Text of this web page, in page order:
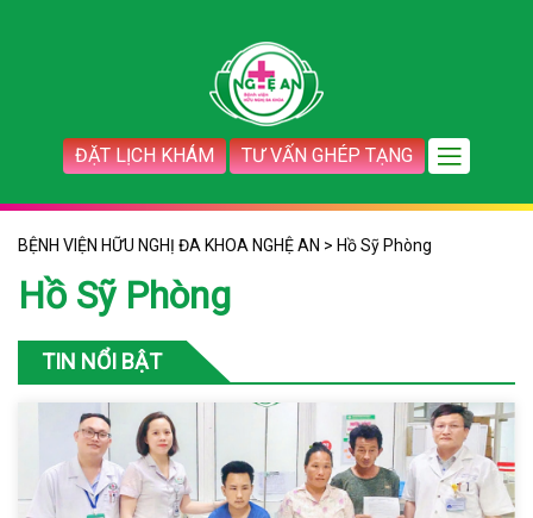
ĐẶT LỊCH KHÁM TƯ VẤN GHÉP TẠNG
BỆNH VIỆN HỮU NGHỊ ĐA KHOA NGHỆ AN > Hồ Sỹ Phòng
Hồ Sỹ Phòng
TIN NỔI BẬT